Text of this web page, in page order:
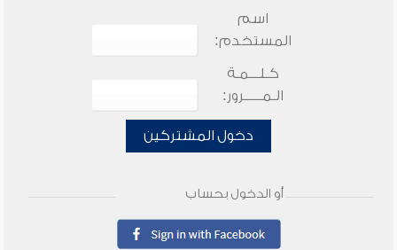
اسم
المستخدم:
كـلـــمـة
الـمـــــرور:
دخول المشتركين
أو الدخول بحساب